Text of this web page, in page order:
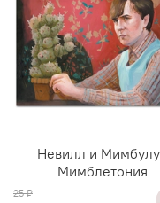
Невилл и
Мимблетония
25 ₽